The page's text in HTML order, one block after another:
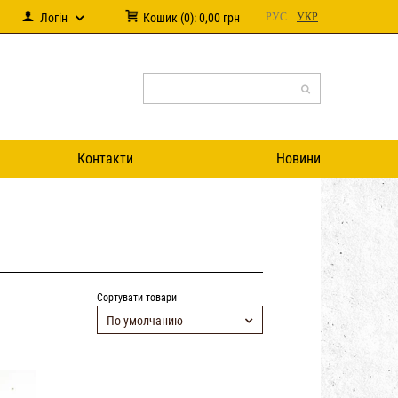
Логін Кошик (0):0,00 грн РУС УКР
Контакти Новини
Сортувати товари
По умолчанию